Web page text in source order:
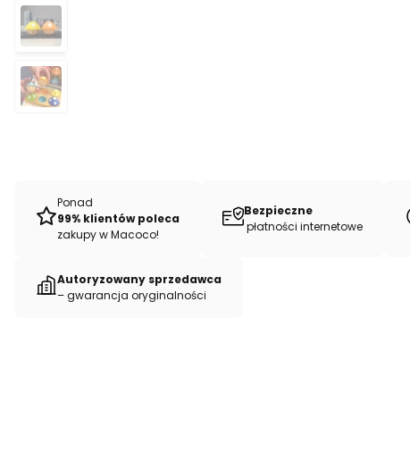
Ponad
99% klientów poleca
zakupy w Macoco!
Bezpieczne
płatności internetowe
Autoryzowany sprzedawca
– gwarancja oryginalności